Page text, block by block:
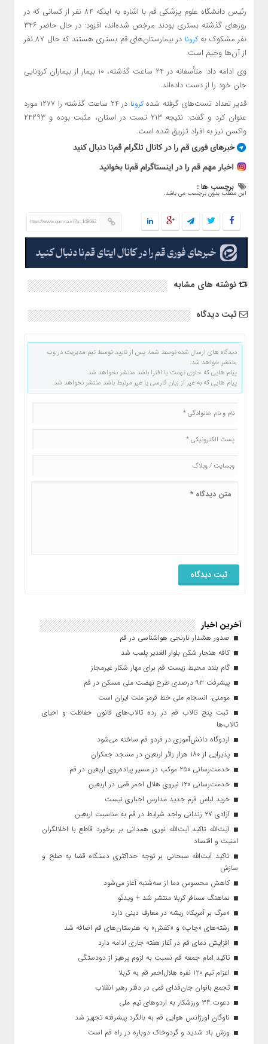
رئیس دانشگاه علوم پزشکی قم با اشاره به اینکه ۸۴ نفر از کسانی که در
روزهای گذشته بستری بودند مرخص شده‌اند، افزود: در حال حاضر ۳۴۶
نفر مشکوک بهکرونا
در بیمارستان‌های قم بستری هستند که حال ۸۷ نفر
از آن‌ها وخیم است.
وی ادامه داد: متأسفانه در ۲۴ ساعت گذشته، ۱۰ بیمار از بیماران کرونایی
جان خود را از دست داده‌اند.
قدیر تعداد تست‌های گرفته شدهکرونا
در ۲۴ ساعت گذشته را ۱۲۷۷ مورد
عنوان کرد و گفت: نتیجه ۲۱۳ تست در استان، مثبت بوده و ۲۴۲۹۳
واکسن نیز به افراد تزریق شده است.
برچسب ها :
این مطلب بدون برچسب می باشد.
https://www.qomna.ir/?p=148662
نوشته های مشابه
ثبت دیدگاه
دیدگاه های ارسال شده توسط شما، پس از تایید توسط تیم مدیریت در وب
منتشر خواهد شد.
پیام هایی که حاوی تهمت یا افترا باشد منتشر نخواهد شد.
پیام هایی که به غیر از زبان فارسی یا غیر مرتبط باشد منتشر نخواهد شد.
آخرین اخبار
صدور هشدار نارنجی هواشناسی در قم
کافه هنجار شکن بلوار الغدیر پلمب شد
گام بلند محیط زیست قم برای مهار شکار غیرمجاز
پیشرفت ۹۳ درصدی طرح نهضت ملی مسکن در قم
مومنی: انسجام ملی خط قرمز ملت ایران است
ثبت پنج تالاب قم در رده تالاب‌های قانون حفاظت و احیای
تالاب‌ها
اردوگاه دانش‌آموزی در فردو قم ساخته می‌شود
پذیرایی از ۱۸۰ هزار زائر اربعین در مسجد جمکران
خدمت‌رسانی ۲۵۰ موکب در مسیر پیاده‌روی اربعین در قم
خدمت‌رسانی ۱۲۰ نیروی هلال احمر قمی در اربعین
خرید لباس فرم جدید مدارس اجباری نیست
آزادی ۲۷ زندانی واجد شرایط در قم به مناسبت اربعین
آیت‌الله تاکید آیت‌الله نوری همدانی بر برخورد قاطع با اخلالگران
امنیت و اقتصاد
تاکید آیت‌الله‌ سبحانی بر توجه حداکثری دستگاه قضا به صلح و
سازش
کاهش محسوس دما از سه‌شنبه آغاز می‌شود
نماهنگ مسافر کربلا منتشر شد + ویدئو
«مرگ بر آمریکا» ریشه در معارف دینی دارد
رشته‌های «چاپ» و «کفش» به هنرستان‌های قم اضافه شد
افزایش دمای قم در آغاز هفته جاری ادامه دارد
تاکید امام جمعه قم نسبت به لزوم پرهیز از دودستگی
اعزام تیم ۱۲۰ نفره هلال‌احمر قم به کربلا
تجمع بانوان جان‌فدای قمی در دفتر رهبر انقلاب
دعوت ۳۴ ورزشکار به اردوهای تیم ملی
ناوگان اورژانس هوایی قم به بالگرد پیشرفته تجهیز شد
وزش باد شدید و گردوخاک دوباره در راه قم است